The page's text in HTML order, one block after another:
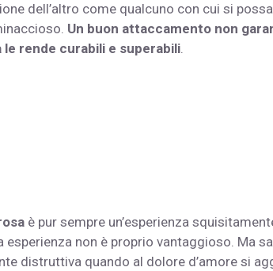
dell’altro come qualcuno con cui si
Un buon attaccamento non
le rende curabili e superabili.
è pur sempre un’esperienza
non è proprio vantaggioso. Ma
distruttiva quando al dolore d’amore si